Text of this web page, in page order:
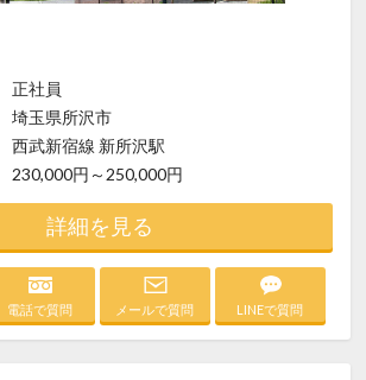
正社員
埼玉県所沢市
西武新宿線 新所沢駅
230,000円～250,000円
詳細を見る
電話で質問 メールで質問 LINEで質問